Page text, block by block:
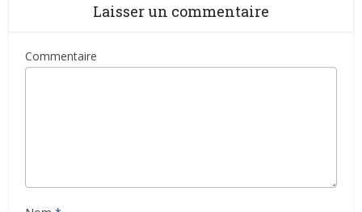
Laisser un commentaire
Commentaire